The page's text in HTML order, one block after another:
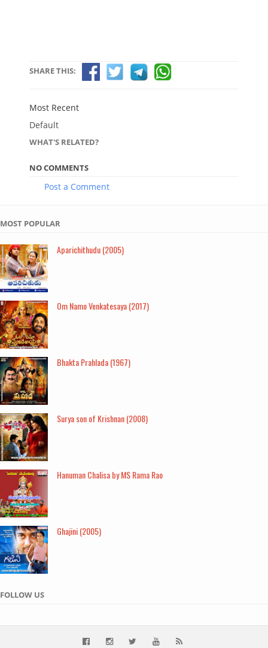
SHARE THIS:
Most Recent
Default
WHAT'S RELATED?
NO COMMENTS
Post a Comment
MOST POPULAR
Aparichithudu (2005)
Om Namo Venkatesaya (2017)
Bhakta Prahlada (1967)
Surya son of Krishnan (2008)
Hanuman Chalisa by MS Rama Rao
Ghajini (2005)
FOLLOW US